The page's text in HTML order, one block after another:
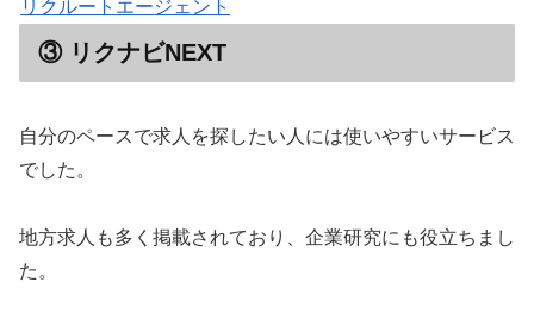
リクルートエージェント
③ リクナビNEXT
自分のペースで求人を探したい人には使いやすいサービス
でした。
地方求人も多く掲載されており、企業研究にも役立ちまし
た。